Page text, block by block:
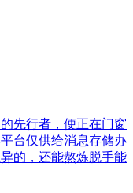
先行者，便正在门窗
台仅供给消息存储办
的，还能熬炼脱手能